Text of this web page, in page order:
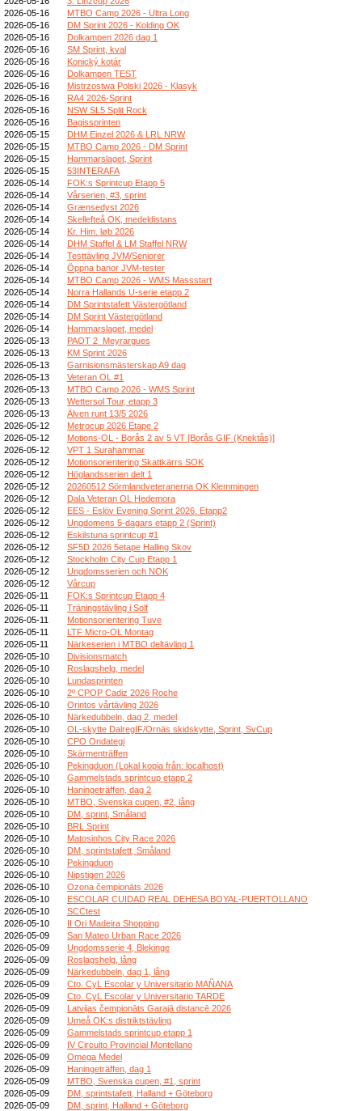
2026-05-16
MTBO Camp 2026 - Ultra Long
2026-05-16
DM Sprint 2026 - Kolding OK
2026-05-16
Dolkampen 2026 dag 1
2026-05-16
SM Sprint, kval
2026-05-16
Konický kotár
2026-05-16
Dolkampen TEST
2026-05-16
Mistrzostwa Polski 2026 - Klasyk
2026-05-16
RA4 2026-Sprint
2026-05-16
NSW SL5 Split Rock
2026-05-16
Bagissprinten
2026-05-15
DHM Einzel 2026 & LRL NRW
2026-05-15
MTBO Camp 2026 - DM Sprint
2026-05-15
Hammarslaget, Sprint
2026-05-15
53INTERAFA
2026-05-14
FOK:s Sprintcup Etapp 5
2026-05-14
Vårserien, #3, sprint
2026-05-14
Grænsedyst 2026
2026-05-14
Skellefteå OK, medeldistans
2026-05-14
Kr. Him. løb 2026
2026-05-14
DHM Staffel & LM Staffel NRW
2026-05-14
Testtävling JVM/Seniorer
2026-05-14
Öppna banor JVM-tester
2026-05-14
MTBO Camp 2026 - WMS Massstart
2026-05-14
Norra Hallands U-serie etapp 2
2026-05-14
DM Sprintstafett Västergötland
2026-05-14
DM Sprint Västergötland
2026-05-14
Hammarslaget, medel
2026-05-13
PAOT 2_Meyrargues
2026-05-13
KM Sprint 2026
2026-05-13
Garnisionsmästerskap A9 dag
2026-05-13
Veteran OL #1
2026-05-13
MTBO Camp 2026 - WMS Sprint
2026-05-13
Wettersol Tour, etapp 3
2026-05-13
Älven runt 13/5 2026
2026-05-12
Metrocup 2026 Etape 2
2026-05-12
Motions-OL - Borås 2 av 5 VT [Borås GIF (Knektås)]
2026-05-12
VPT 1 Surahammar
2026-05-12
Motionsorientering Skattkärrs SOK
2026-05-12
Höglandsserien delt 1
2026-05-12
20260512 Sörmlandveteranerna OK Klemmingen
2026-05-12
Dala Veteran OL Hedemora
2026-05-12
EES - Eslöv Evening Sprint 2026. Etapp2
2026-05-12
Ungdomens 5-dagars etapp 2 (Sprint)
2026-05-12
Eskilstuna sprintcup #1
2026-05-12
SF5D 2026 5etape Halling Skov
2026-05-12
Stockholm City Cup Etapp 1
2026-05-12
Ungdomsserien och NOK
2026-05-12
Vårcup
2026-05-11
FOK:s Sprintcup Etapp 4
2026-05-11
Träningstävling i Solf
2026-05-11
Motionsorientering Tuve
2026-05-11
LTF Micro-OL Montag
2026-05-11
Närkeserien i MTBO deltävling 1
2026-05-10
Divisionsmatch
2026-05-10
Roslagshelg, medel
2026-05-10
Lundasprinten
2026-05-10
2º CPOP Cadiz 2026 Roche
2026-05-10
Orintos vårtävling 2026
2026-05-10
Närkedubbeln, dag 2, medel
2026-05-10
OL-skytte DalregIF/Ornäs skidskytte, Sprint, SvCup
2026-05-10
CPO Ondategi
2026-05-10
Skärmenträffen
2026-05-10
Pekingduon (Lokal kopia från: localhost)
2026-05-10
Gammelstads sprintcup etapp 2
2026-05-10
Haningeträffen, dag 2
2026-05-10
MTBO, Svenska cupen, #2, lång
2026-05-10
DM, sprint, Småland
2026-05-10
BRL Sprint
2026-05-10
Matosinhos City Race 2026
2026-05-10
DM, sprintstafett, Småland
2026-05-10
Pekingduon
2026-05-10
Nipstigen 2026
2026-05-10
Ozona čempionāts 2026
2026-05-10
ESCOLAR CUIDAD REAL DEHESA BOYAL-PUERTOLLANO
2026-05-10
SCCtest
2026-05-10
II Ori Madeira Shopping
2026-05-09
San Mateo Urban Race 2026
2026-05-09
Ungdomsserie 4, Blekinge
2026-05-09
Roslagshelg, lång
2026-05-09
Närkedubbeln, dag 1, lång
2026-05-09
Cto. CyL Escolar y Universitario MAÑANA
2026-05-09
Cto. CyL Escolar y Universitario TARDE
2026-05-09
Latvijas čempionāts Garajā distancē 2026
2026-05-09
Umeå OK:s distriktstävling
2026-05-09
Gammelstads sprintcup etapp 1
2026-05-09
IV Circuito Provincial Montellano
2026-05-09
Omega Medel
2026-05-09
Haningeträffen, dag 1
2026-05-09
MTBO, Svenska cupen, #1, sprint
2026-05-09
DM, sprintstafett, Halland + Göteborg
2026-05-09
DM, sprint, Halland + Göteborg